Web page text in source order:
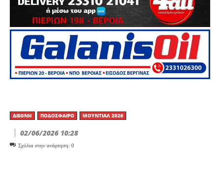
ΔΙΕΘΝΉ ΠΟΔΌΣΦΑΙΡΟ ΜΟΥΝΤΙΆΛ 2026
02/06/2026 10:28
Σχόλια στην ανάρτηση: 0